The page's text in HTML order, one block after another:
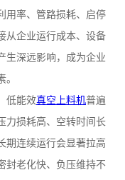
用率、管路损耗、启停
从企业运行成本、设备
生深远影响，成为企业
低能效真空上料机普遍
力损耗高、空转时间长
期连续运行会显著拉高
封老化快、负压维持不